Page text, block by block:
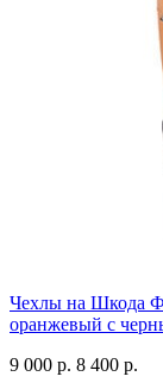
Чехлы на Шкода
оранжевый с
9 000 р. 8 400 р.